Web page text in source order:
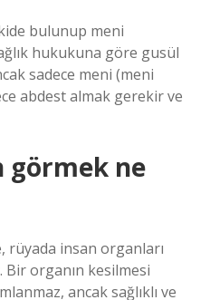
bulunup meni
hukukuna göre gusül
sadece meni (meni
abdest almak gerekir ve
görmek ne
rüyada insan organları
organın kesilmesi
ancak sağlıklı ve